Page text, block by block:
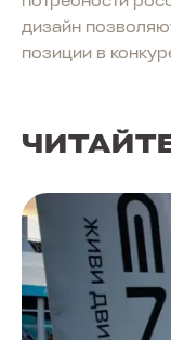
дизайн
позиции в